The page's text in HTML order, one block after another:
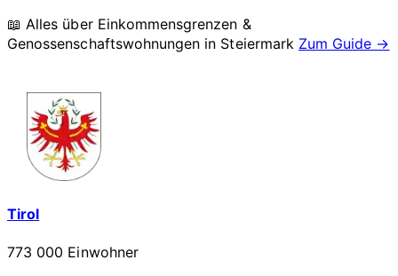
📖 Alles über Einkommensgrenzen &
Genossenschaftswohnungen in Steiermark Zum Guide →
Tirol
773 000 Einwohner